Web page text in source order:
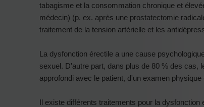
tabagisme et la consommation chronique et
médecin) (p. ex. après une prostatectomie
traitement de la tension artérielle et les
La dysfonction érectile a une cause
sexuel. D'autre part, dans plus de 80 % des cas,
approfondi avec le patient, d'un examen
Il existe différents traitements pour la